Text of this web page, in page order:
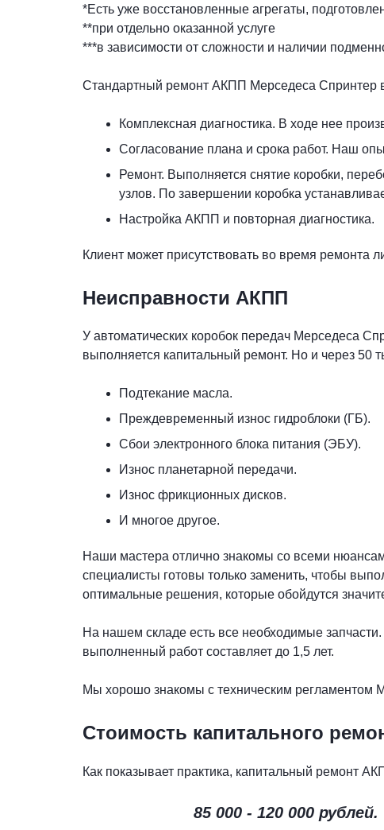
*Есть уже восстановленные агрегаты,
**при отдельно оказанной услуге
***в зависимости от сложности и наличии
Стандартный ремонт АКПП Мерседеса Спринтер
Комплексная диагностика. В ходе нее
Согласование плана и срока работ. Наш
Ремонт. Выполняется снятие коробки,
узлов. По завершении коробка
Настройка АКПП и повторная диагностика.
Клиент может присутствовать во время ремонта
Неисправности АКПП
У автоматических коробок передач Мерседеса
выполняется капитальный ремонт. Но и через 50
Подтекание масла.
Преждевременный износ гидроблоки (ГБ).
Сбои электронного блока питания (ЭБУ).
Износ планетарной передачи.
Износ фрикционных дисков.
И многое другое.
Наши мастера отлично знакомы со всеми
специалисты готовы только заменить, чтобы
оптимальные решения, которые обойдутся
На нашем складе есть все необходимые
выполненный работ составляет до 1,5 лет.
Мы хорошо знакомы с техническим регламентом
Стоимость капитального
Как показывает практика, капитальный ремонт
85 000 - 120 000 рублей.